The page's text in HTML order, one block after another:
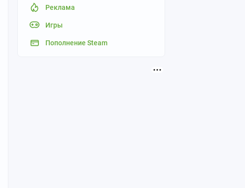
Реклама
Игры
Пополнение Steam